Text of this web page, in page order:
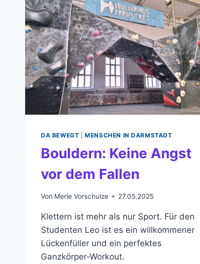
DA BEWEGT |MENSCHEN IN DARMSTADT
Bouldern: Keine Angst
vor dem Fallen
Von Merle Vorschulze 27.05.2025
Klettern ist mehr als nur Sport. Für den
Studenten Leo ist es ein willkommener
Lückenfüller und ein perfektes
Ganzkörper-Workout.